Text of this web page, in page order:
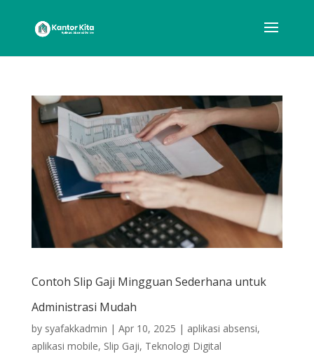
Contoh Slip Gaji Mingguan Sederhana untuk
Administrasi Mudah
by syafakkadmin | Apr 10, 2025 | aplikasi absensi,
aplikasi mobile, Slip Gaji, Teknologi Digital